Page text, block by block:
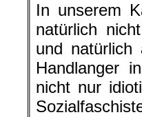
In unserem
natürlich
und natürlich
Handlanger
nicht nur